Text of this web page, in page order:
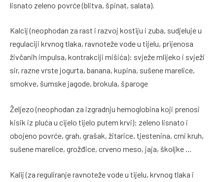
lisnato zeleno povrće (blitva, špinat, salata).
Kalcij (neophodan za rast i razvoj kostiju i zuba, sudjeluje u
regulaciji krvnog tlaka, ravnoteže vode u tijelu, prijenosa
živčanih impulsa, kontrakciji mišića): svježe mlijeko i svježi
sir, razne vrste jogurta, banana, kupina, sušene marelice,
smokve, šumske jagode, brokula, šparoge
Željezo (neophodan za izgradnju hemoglobina koji prenosi
kisik iz pluća u cijelo tijelo putem krvi): zeleno lisnato i
obojeno povrće, grah, grašak, žitarice, tjestenina, crni kruh,
sušene marelice, grožđice, crveno meso, jaja, školjke …
Kalij (za reguliranje ravnoteže vode u tijelu, krvnog tlaka i